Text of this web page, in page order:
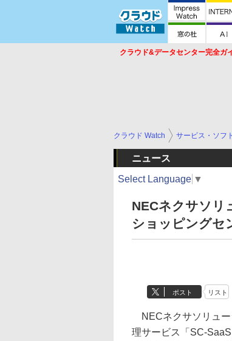
クラウド&データセンター完全ガ
クラウド Watch サービス・ソフト
ニュース
Select Language ▼
NECネクサソリ
ショッピングセ
ポスト リスト
NECネクサソリュー
理サービス「SC-